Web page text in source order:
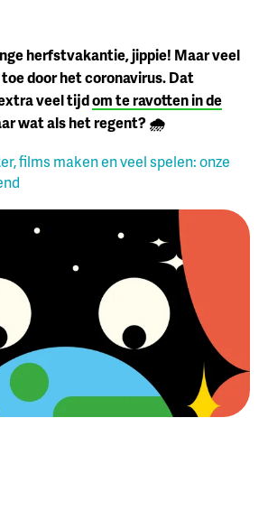
herfstvakantie, jippie! Maar veel
door het coronavirus. Dat
veel tijdom te ravotten in de
wat als het regent? 🌧️
films maken en veel spelen: onze